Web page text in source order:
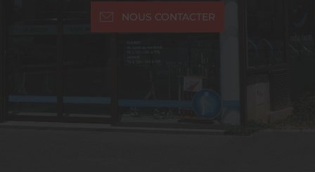
NOUS CONTACTER